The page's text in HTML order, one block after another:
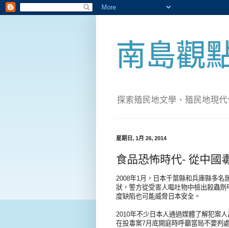
南島觀
探索殖民地文學、殖民地現
星期日, 1月 26, 2014
食品恐怖時代- 從中國
2008年1月，日本千葉縣和兵庫縣多名
狀，警方從受害人嘔吐物中檢出殺蟲
度缺陷也可能威脅日本安全。
2010年不少日本人通過媒體了解犯案
在投毒案7月底開庭時呼籲當局不要判